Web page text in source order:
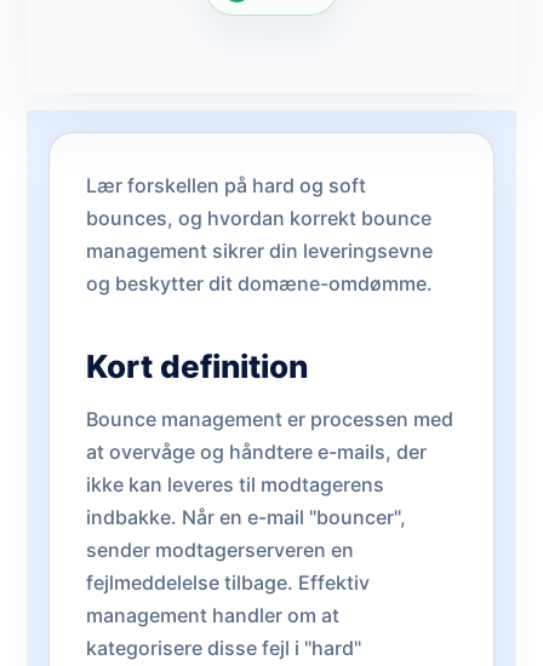
Lær forskellen på hard og soft
bounces, og hvordan korrekt bounce
management sikrer din leveringsevne
og beskytter dit domæne-omdømme.
Kort definition
Bounce management er processen med
at overvåge og håndtere e-mails, der
ikke kan leveres til modtagerens
indbakke. Når en e-mail "bouncer",
sender modtagerserveren en
fejlmeddelelse tilbage. Effektiv
management handler om at
kategorisere disse fejl i "hard"